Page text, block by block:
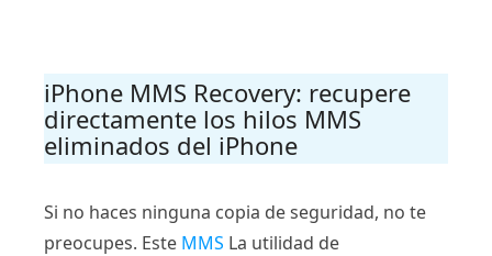
iPhone MMS Recovery: recupere
directamente los hilos MMS
eliminados del iPhone
Si no haces ninguna copia de seguridad, no te
preocupes. Este MMS La utilidad de